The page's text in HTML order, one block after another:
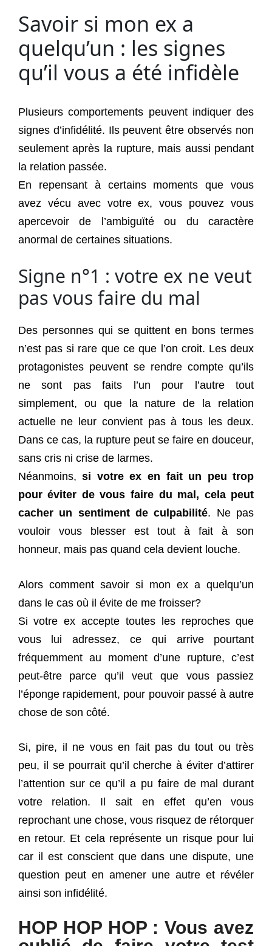
Savoir si mon ex a
quelqu’un : les signes
qu’il vous a été infidèle
Plusieurs comportements peuvent indiquer des
signes d’infidélité. Ils peuvent être observés non
seulement après la rupture, mais aussi pendant
la relation passée.
En repensant à certains moments que vous
avez vécu avec votre ex, vous pouvez vous
apercevoir de l’ambiguïté ou du caractère
anormal de certaines situations.
Signe n°1 : votre ex ne veut
pas vous faire du mal
Des personnes qui se quittent en bons termes
n’est pas si rare que ce que l’on croit. Les deux
protagonistes peuvent se rendre compte qu’ils
ne sont pas faits l’un pour l’autre tout
simplement, ou que la nature de la relation
actuelle ne leur convient pas à tous les deux.
Dans ce cas, la rupture peut se faire en douceur,
sans cris ni crise de larmes.
Néanmoins,si votre ex en fait un peu trop
pour éviter de vous faire du mal, cela peut
cacher un sentiment de culpabilité. Ne pas
vouloir vous blesser est tout à fait à son
honneur, mais pas quand cela devient louche.
Alors comment savoir si mon ex a quelqu’un
dans le cas où il évite de me froisser?
Si votre ex accepte toutes les reproches que
vous lui adressez, ce qui arrive pourtant
fréquemment au moment d’une rupture, c’est
peut-être parce qu’il veut que vous passiez
l’éponge rapidement, pour pouvoir passé à autre
chose de son côté.
Si, pire, il ne vous en fait pas du tout ou très
peu, il se pourrait qu’il cherche à éviter d’attirer
l’attention sur ce qu’il a pu faire de mal durant
votre relation. Il sait en effet qu’en vous
reprochant une chose, vous risquez de rétorquer
en retour. Et cela représente un risque pour lui
car il est conscient que dans une dispute, une
question peut en amener une autre et révéler
ainsi son infidélité.
HOP HOP HOP : Vous avez